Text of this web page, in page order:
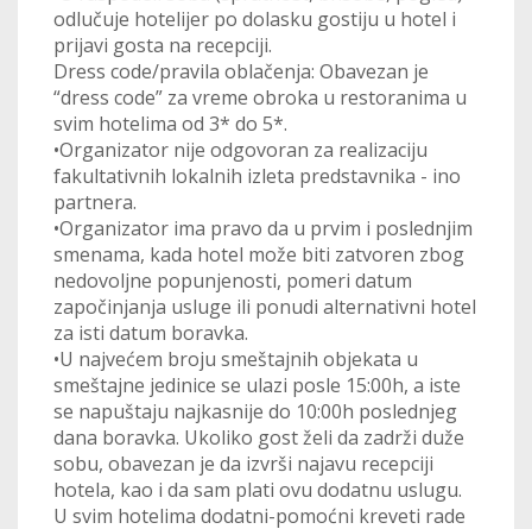
odlučuje hotelijer po dolasku gostiju u hotel i
prijavi gosta na recepciji.
Dress code/pravila oblačenja: Obavezan je
“dress code” za vreme obroka u restoranima u
svim hotelima od 3* do 5*.
•Organizator nije odgovoran za realizaciju
fakultativnih lokalnih izleta predstavnika - ino
partnera.
•Organizator ima pravo da u prvim i poslednjim
smenama, kada hotel može biti zatvoren zbog
nedovoljne popunjenosti, pomeri datum
započinjanja usluge ili ponudi alternativni hotel
za isti datum boravka.
•U najvećem broju smeštajnih objekata u
smeštajne jedinice se ulazi posle 15:00h, a iste
se napuštaju najkasnije do 10:00h poslednjeg
dana boravka. Ukoliko gost želi da zadrži duže
sobu, obavezan je da izvrši najavu recepciji
hotela, kao i da sam plati ovu dodatnu uslugu.
U svim hotelima dodatni-pomoćni kreveti rade